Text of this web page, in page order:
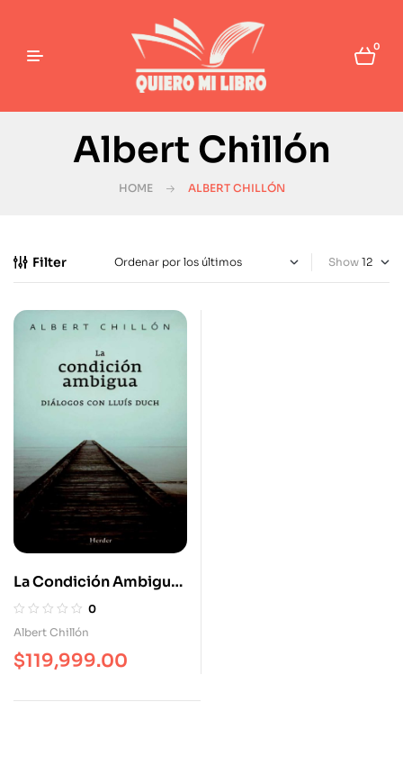
0
Albert Chillón
HOME ALBERT CHILLÓN
Filter Show
La Condición Ambigua.
Diálogos Con Lluís
Duch
0
Albert Chillón
$119,999.00